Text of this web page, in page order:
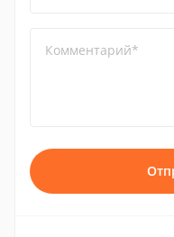
Комментарий*